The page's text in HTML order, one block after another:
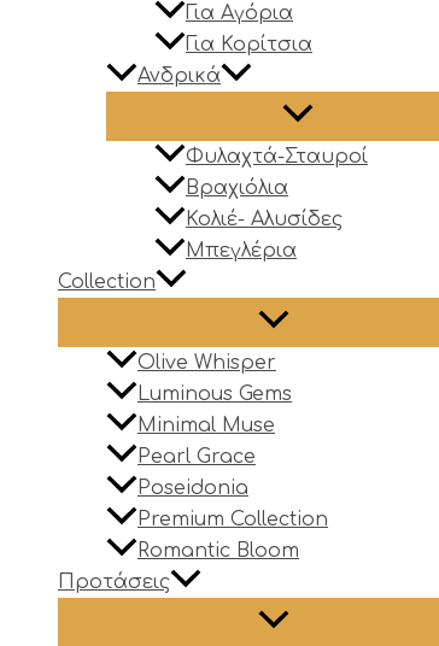
Για Αγόρια
Για Κορίτσια
Ανδρικά
Φυλαχτά-Σταυροί
Βραχιόλια
Κολιέ- Αλυσίδες
Μπεγλέρια
Collection
Olive Whisper
Luminous Gems
Minimal Muse
Pearl Grace
Poseidonia
Premium Collection
Romantic Bloom
Προτάσεις